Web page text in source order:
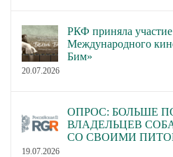
РКФ приняла
Международного
Бим»
20.07.2026
ОПРОС: БОЛЬШЕ
ВЛАДЕЛЬЦЕВ
СО СВОИМИ
19.07.2026